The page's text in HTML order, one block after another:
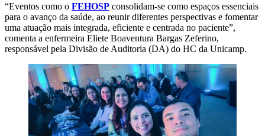
“Eventos como o FEHOSP consolidam-se como espaços essenciais
para o avanço da saúde, ao reunir diferentes perspectivas e fomentar
uma atuação mais integrada, eficiente e centrada no paciente”,
comenta a enfermeira Eliete Boaventura Bargas Zeferino,
responsável pela Divisão de Auditoria (DA) do HC da Unicamp.